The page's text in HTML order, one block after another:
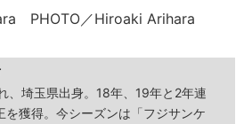
PHOTO／Hiroaki Arihara
、埼玉県出身。18年、19年と2年連
を獲得。今シーズンは「フジサンケ